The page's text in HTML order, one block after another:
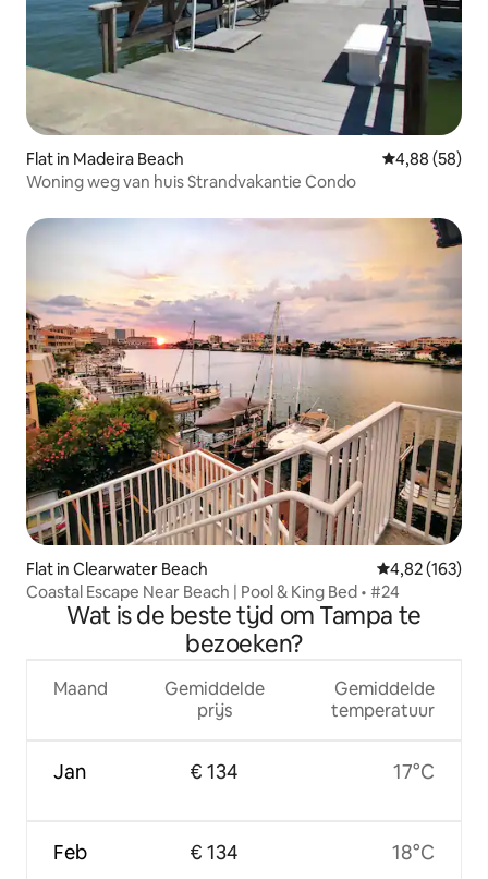
Flat in Madeira Beach Gemiddelde
4,88 (58)
Woning weg van huis Strandvakantie Condo
Flat in Clearwater Beach Gemiddelde
4,82 (163)
Coastal Escape Near Beach | Pool & King Bed • #24
Wat is de beste tijd om Tampa te
bezoeken?
Maand
Jan
Feb
Gemiddelde
prijs
€ 134
€ 134
Gemiddelde
temperatuur
17°C
18°C